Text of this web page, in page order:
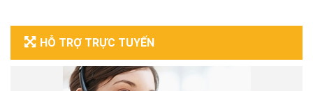
HỖ TRỢ TRỰC TUYẾN